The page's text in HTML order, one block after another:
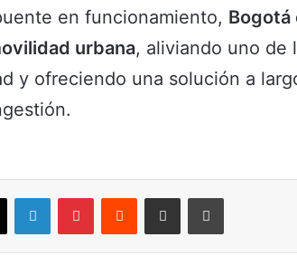
en funcionamiento, Bogotá
urbana, aliviando uno de
y ofreciendo una solución a
X LinkedInPinterestReddit Compartir por correo electrónicoImprimir